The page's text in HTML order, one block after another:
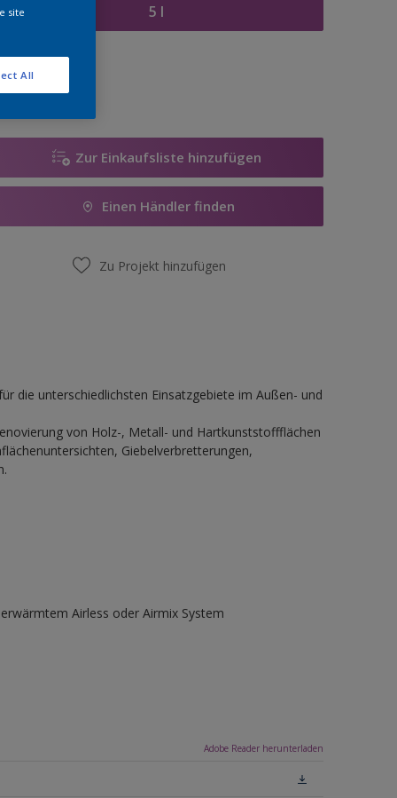
5 l
Zur Einkaufsliste hinzufügen
Einen Händler finden
Zu Projekt hinzufügen
die unterschiedlichsten Einsatzgebiete im Außen- und
von Holz-, Metall- und Hartkunststoffflächen
Giebelverbretterungen,
Airless oder Airmix System
Adobe Reader herunterladen
site
All